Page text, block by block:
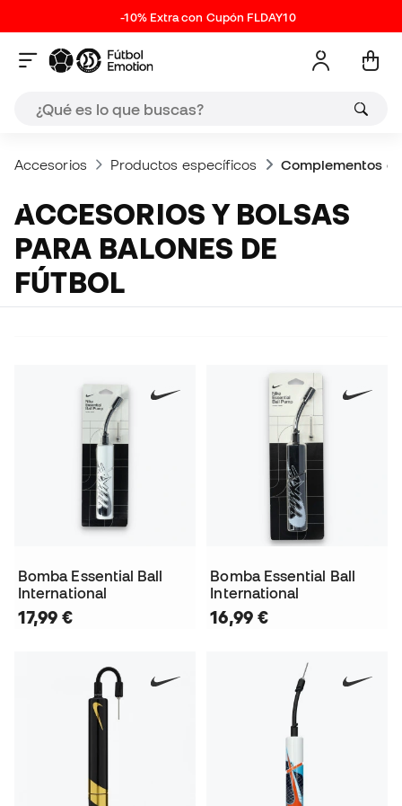
-10% Extra con Cupón FLDAY10
Accesorios Productos específicos Complementos
ACCESORIOS Y BOLSAS
PARA BALONES DE
FÚTBOL
Bomba Essential Ball
International
17,99 €
Bomba Essential Ball
International
16,99 €